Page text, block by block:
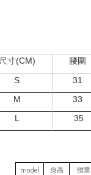
寸(CM) 腰圍
S 31
M
33
L
35
model 身高 體重